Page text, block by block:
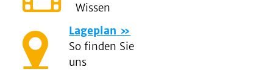
Wissen
Lageplan
So finden Sie
uns